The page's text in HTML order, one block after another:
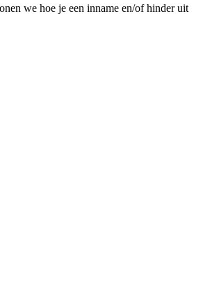
we hoe je een inname en/of hinder uit